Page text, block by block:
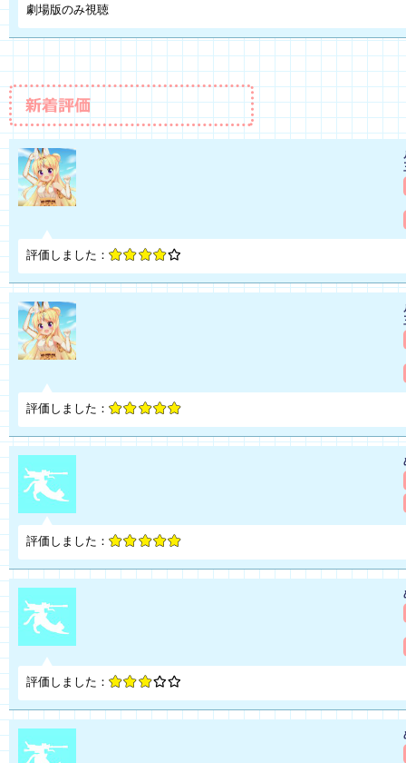
劇場版のみ視聴
評価しました：
評価しました：
評価しました：
評価しました：